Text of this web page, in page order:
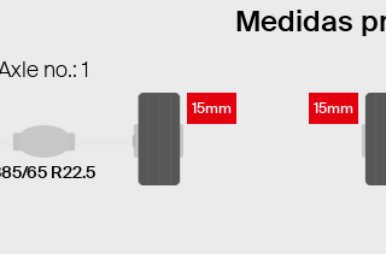
Medidas
no.: 1
65 R22.5
15mm 15mm